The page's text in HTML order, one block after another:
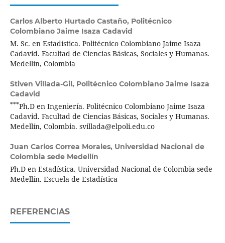
Carlos Alberto Hurtado Castaño, Politécnico
Colombiano Jaime Isaza Cadavid
M. Sc. en Estadística. Politécnico Colombiano Jaime Isaza
Cadavid. Facultad de Ciencias Básicas, Sociales y Humanas.
Medellín, Colombia
Stiven Villada-Gil, Politécnico Colombiano Jaime Isaza
Cadavid
***Ph.D en Ingeniería. Politécnico Colombiano Jaime Isaza
Cadavid. Facultad de Ciencias Básicas, Sociales y Humanas.
Medellín, Colombia. svillada@elpoli.edu.co
Juan Carlos Correa Morales, Universidad Nacional de
Colombia sede Medellín
Ph.D en Estadística. Universidad Nacional de Colombia sede
Medellín. Escuela de Estadística
REFERENCIAS